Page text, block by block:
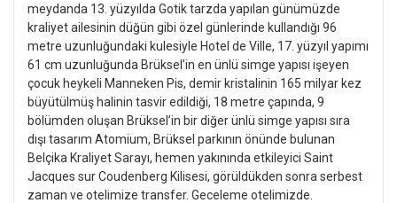
meydanda 13. yüzyılda Gotik tarzda yapılan günümüzde
kraliyet ailesinin düğün gibi özel günlerinde kullandığı 96
metre uzunluğundaki kulesiyle Hotel de Ville, 17. yüzyıl yapımı
61 cm uzunluğunda Brüksel’in en ünlü simge yapısı işeyen
çocuk heykeli Manneken Pis, demir kristalinin 165 milyar kez
büyütülmüş halinin tasvir edildiği, 18 metre çapında, 9
bölümden oluşan Brüksel’in bir diğer ünlü simge yapısı sıra
dışı tasarım Atomium, Brüksel parkının önünde bulunan
Belçika Kraliyet Sarayı, hemen yakınında etkileyici Saint
Jacques sur Coudenberg Kilisesi, görüldükden sonra serbest
zaman ve otelimize transfer. Geceleme otelimizde.